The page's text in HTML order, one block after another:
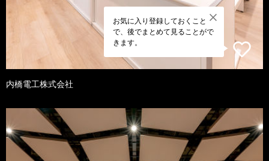
お気に入り登録しておくこと
で、後でまとめて見ることがで
きます。
内橋電工株式会社